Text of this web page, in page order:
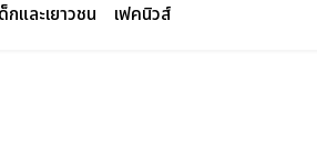
กและเยาวชน เฟคนิวส์